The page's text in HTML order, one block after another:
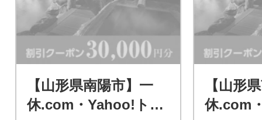
【山形県南陽市】一
休.com・Yahoo!トラ
【山形
休.com